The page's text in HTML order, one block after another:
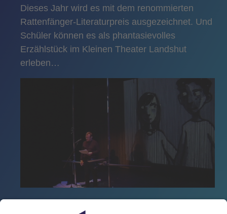
Dieses Jahr wird es mit dem renommierten
Rattenfänger-Literaturpreis ausgezeichnet. Und
Schüler können es als phantasievolles
Erzählstück im Kleinen Theater Landshut
erleben…